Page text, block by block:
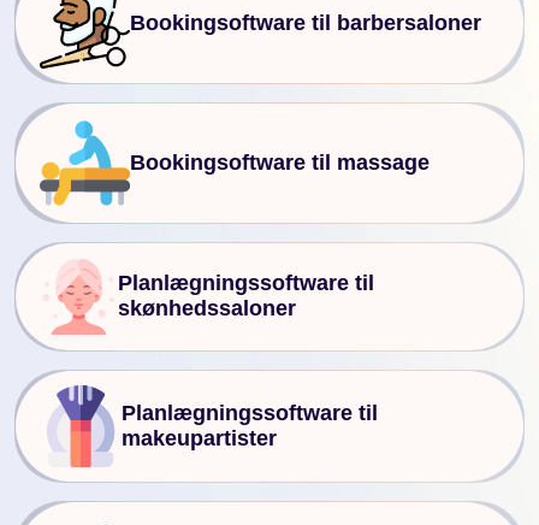
Bookingsoftware til barbersaloner
Bookingsoftware til massage
Planlægningssoftware til
skønhedssaloner
Planlægningssoftware til
makeupartister